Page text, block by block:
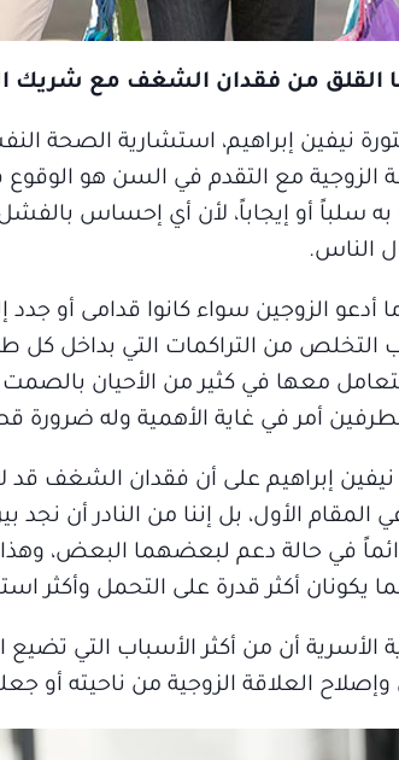
القلق من فقدان الشغف مع شريك
نيفين إبراهيم، استشارية الصحة
الزوجية مع التقدم في السن هو
به سلباً أو إيجاباً، لأن أي إحساس
الناس.
أدعو الزوجين سواء كانوا قدامى أو
التخلص من التراكمات التي بداخل كل
نتعامل معها في كثير من الأحيان
أمر في غاية الأهمية وله
نيفين إبراهيم على أن فقدان الشغف
المقام الأول، بل إننا من النادر أن
في حالة دعم لبعضهما البعض، وهذا
يكونان أكثر قدرة على التحمل وأكثر
الأسرية أن من أكثر الأسباب التي
العلاقة الزوجية من ناحيته أو